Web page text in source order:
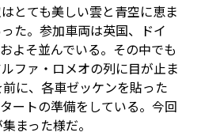
とても美しい雲と青空に恵ま
た。参加車両は英国、ドイ
よそ並んでいる。その中でも
ファ・ロメオの列に目が止ま
に、各車ゼッケンを貼った
ートの準備をしている。今回
まった様だ。